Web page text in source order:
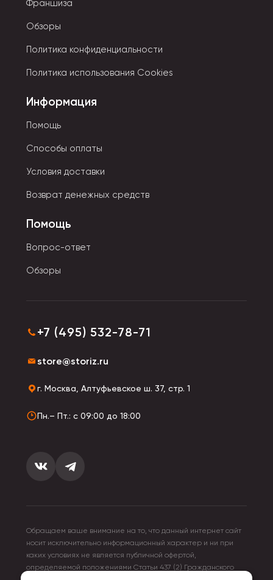
Франшиза
Обзоры
Политика конфиденциальности
Политика использования Cookies
Информация
Помощь
Способы оплаты
Условия доставки
Возврат денежных средств
Помощь
Вопрос-ответ
Обзоры
+7 (495) 532-78-71
store@storiz.ru
г. Москва, Алтуфьевское ш. 37, стр. 1
Пн.– Пт.: с 09:00 до 18:00
Обращаем ваше внимание на то, что данный интернет сайт
носит исключительно информационный характер и ни при
каких условиях не является публичной офертой,
определяемой положениями Статьи 437 (2) Гражданского